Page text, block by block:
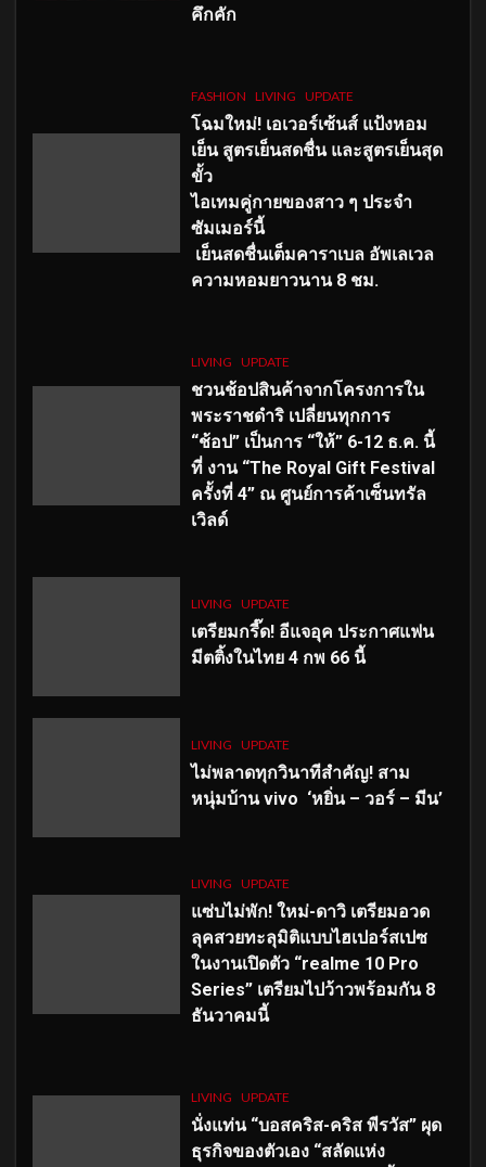
คึกคัก
FASHION LIVING UPDATE
โฉมใหม่! เอเวอร์เซ้นส์ แป้งหอม
เย็น สูตรเย็นสดชื่น และสูตรเย็นสุด
ขั้ว
ไอเทมคู่กายของสาว ๆ ประจำ
ซัมเมอร์นี้
เย็นสดชื่นเต็มคาราเบล อัพเลเวล
ความหอมยาวนาน 8 ชม.
LIVING UPDATE
ชวนช้อปสินค้าจากโครงการใน
พระราชดำริ เปลี่ยนทุกการ
“ช้อป” เป็นการ “ให้” 6-12 ธ.ค. นี้
ที่ งาน “The Royal Gift Festival
ครั้งที่ 4” ณ ศูนย์การค้าเซ็นทรัล
เวิลด์
LIVING UPDATE
เตรียมกรี๊ด! อีแจอุค ประกาศแฟน
มีตติ้งในไทย 4 กพ 66 นี้
LIVING UPDATE
ไม่พลาดทุกวินาทีสำคัญ! สาม
หนุ่มบ้าน vivo ‘หยิ่น – วอร์ – มีน’
LIVING UPDATE
แซ่บไม่พัก! ใหม่-ดาวิ เตรียมอวด
ลุคสวยทะลุมิติแบบไฮเปอร์สเปซ
ในงานเปิดตัว “realme 10 Pro
Series” เตรียมไปว้าวพร้อมกัน 8
ธันวาคมนี้
LIVING UPDATE
นั่งแท่น “บอสคริส-คริส พีรวัส” ผุด
ธุรกิจของตัวเอง “สลัดแห่ง